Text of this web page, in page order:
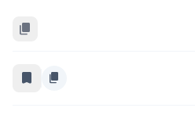
content_copy
content_copy
bookmark_border